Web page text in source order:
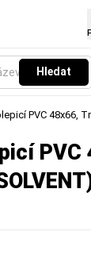
Hledat
PVC 48x66,
PVC